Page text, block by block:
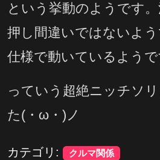
という挙動のようです
押し間違いではないよ
仕様で動いているようで
っていう超絶ニッチソ
た(・ω・)ノ
カテゴリ: クルマ関係